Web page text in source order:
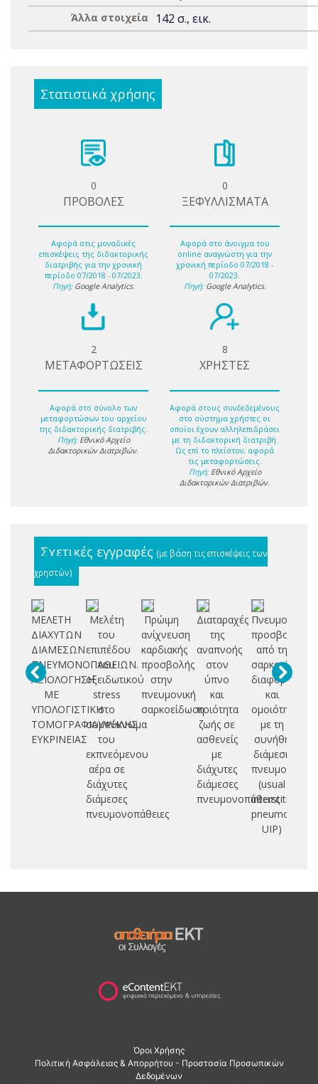
Άλλα στοιχεία 142 σ., εικ.
Στατιστικά χρήσης
0
ΠΡΟΒΟΛΕΣ
Αφορά στις μοναδικές
επισκέψεις της διδακτορικής
διατριβής για την χρονική
περίοδο 07/2018 - 07/2023.
Πηγή: Google Analytics.
0
ΞΕΦΥΛΛΙΣΜΑΤΑ
Αφορά στο άνοιγμα του
online αναγνώστη για την
χρονική περίοδο 07/2018 -
07/2023.
Πηγή: Google Analytics.
2
ΜΕΤΑΦΟΡΤΩΣΕΙΣ
Αφορά στο σύνολο των
μεταφορτώσων του αρχείου
της διδακτορικής διατριβής.
Πηγή: Εθνικό Αρχείο
Διδακτορικών Διατριβών.
8
ΧΡΗΣΤΕΣ
Αφορά στους συνδεδεμένους
στο σύστημα χρήστες οι
οποίοι έχουν αλληλεπιδράσει
με τη διδακτορική διατριβή.
Ως επί το πλείστον, αφορά
τις μεταφορτώσεις.
Πηγή: Εθνικό Αρχείο
Διδακτορικών Διατριβών.
Σχετικές εγγραφές (με βάση τις επισκέψεις των
χρηστών)
ΜΕΛΕΤΗ
ΔΙΑΧΥΤΩΝ
ΔΙΑΜΕΣΩΝ
ΠΝΕΥΜΟΝΟΠΑΘΕΙΩΝ.
ΑΞΙΟΛΟΓΗΣΗ
ΜΕ
ΥΠΟΛΟΓΙΣΤΙΚΗ
ΤΟΜΟΓΡΑΦΙΑΥΨΗΛΗΣ
ΕΥΚΡΙΝΕΙΑΣ
Μελέτη
του
επιπέδου
του
οξειδωτικού
stress
στο
συμπύκνωμα
του
εκπνεόμενου
αέρα σε
διάχυτες
διάμεσες
πνευμονοπάθειες
Πρώιμη
ανίχνευση
καρδιακής
προσβολής
στην
πνευμονική
σαρκοείδωση
Διαταραχές
της
αναπνοής
στον
ύπνο
και
ποιότητα
ζωής σε
ασθενείς
με
διάχυτες
διάμεσες
πνευμονοπάθειες
Πνευμονική
προσβολή
από τη
σαρκοείδωση:
διαφορές
και
ομοιότητες
με τη
συνήθη
διάμεση
πνευμονία
(usual
interstitial
pneumonia-
UIP)